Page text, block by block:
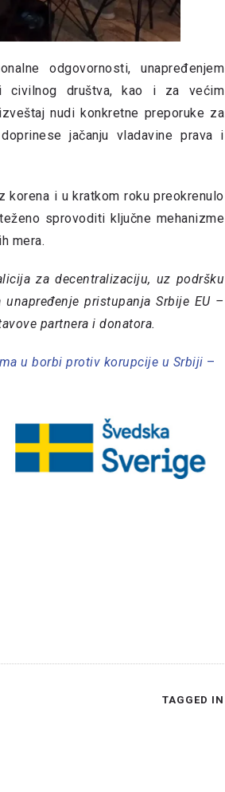
odgovornosti, unapređenjem
civilnog društva, kao i za većim
nudi konkretne preporuke za
jačanju vladavine prava i
korena i u kratkom roku preokrenulo
sprovoditi ključne mehanizme
mera.
za decentralizaciju, uz podršku
pristupanja Srbije EU –
partnera i donatora.
u borbi protiv korupcije u Srbiji –
TAGGED IN